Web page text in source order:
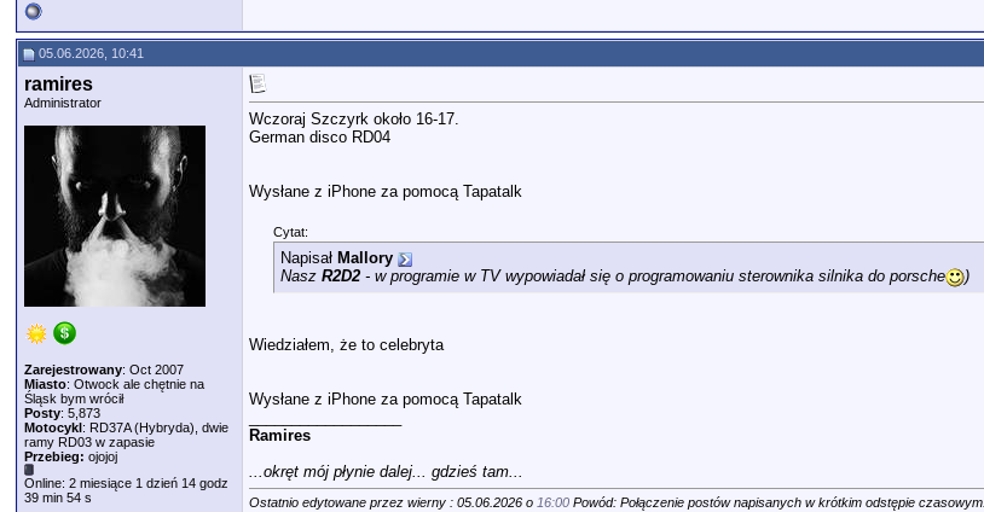
05.06.2026, 10:41
ramires
Administrator
Zarejestrowany: Oct 2007
Miasto: Otwock ale chętnie na
Śląsk bym wrócił
Posty: 5,873
Motocykl: RD37A (Hybryda), dwie
ramy RD03 w zapasie
Przebieg: ojojoj
Online: 2 miesiące 1 dzień 14 godz
39 min 54 s
Wczoraj Szczyrk około 16-17.
German disco RD04
Wysłane z iPhone za pomocą Tapatalk
Cytat:
Napisał Mallory
Nasz R2D2 - w programie w TV wypowiadał się o programowaniu sterownika silnika do porsche )
Wiedziałem, że to celebryta
Wysłane z iPhone za pomocą Tapatalk
Ramires
...okręt mój płynie dalej... gdzieś tam...
Ostatnio edytowane przez wierny : 05.06.2026 o 16:00 Powód: Połączenie postów napisanych w krótkim odstępie czasowym.